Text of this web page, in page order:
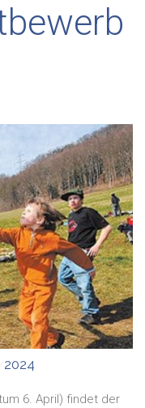
2024
6. April) findet der